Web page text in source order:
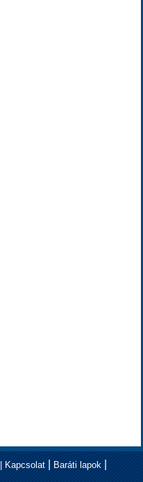
Kapcsolat| Baráti lapok|